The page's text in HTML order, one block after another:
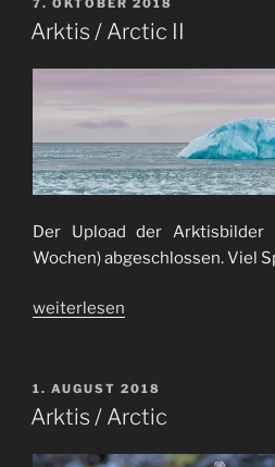
AM
7. OKTOBER 2018
Arktis / Arctic II
Der Upload der
Wochen) abgeschlossen. Viel
„Arktis
II“
weiterlesen
VERÖFFENTLICHT
AM
1. AUGUST 2018
Arktis / Arctic